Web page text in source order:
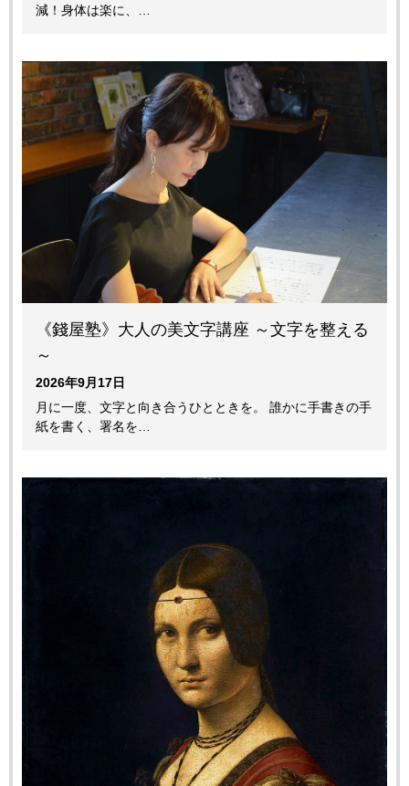
減！身体は楽に、…
《錢屋塾》大人の美文字講座 ～文字を整える
～
2026年9月17日
月に一度、文字と向き合うひとときを。 誰かに手書きの手
紙を書く、署名を…